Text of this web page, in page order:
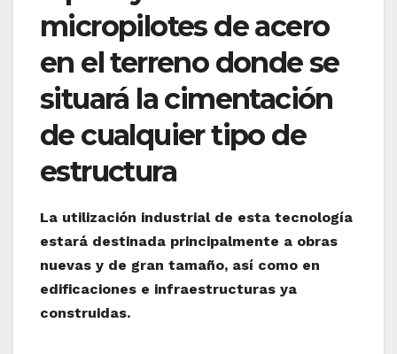
micropilotes de acero
en el terreno donde se
situará la cimentación
de cualquier tipo de
estructura
La utilización industrial de esta tecnología
estará destinada principalmente a obras
nuevas y de gran tamaño, así como en
edificaciones e infraestructuras ya
construidas.